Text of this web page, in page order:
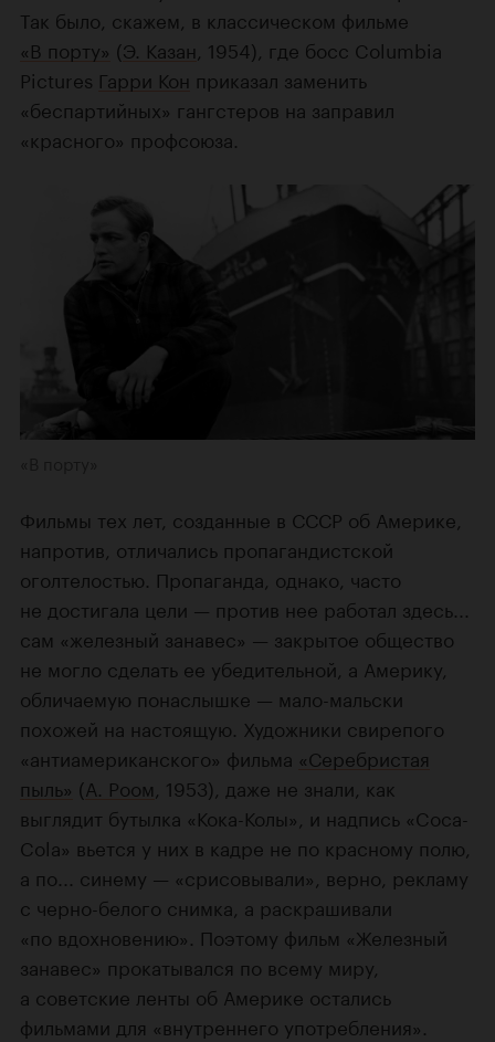
Так было, скажем, в классическом фильме
«В порту» (Э. Казан , 1954), где босс Columbia
Pictures Гарри Кон приказал заменить
«беспартийных» гангстеров на заправил
«красного» профсоюза.
Фильмы тех лет, созданные в СССР об Америке,
напротив, отличались пропагандистской
оголтелостью. Пропаганда, однако, часто
не достигала цели — против нее работал здесь...
сам «железный занавес» — закрытое общество
не могло сделать ее убедительной, а Америку,
обличаемую понаслышке — мало-мальски
похожей на настоящую. Художники свирепого
«антиамериканского» фильма «Серебристая
пыль» (А. Роом, 1953), даже не знали, как
выглядит бутылка «Кока-Колы», и надпись «Coca-
Cola» вьется у них в кадре не по красному полю,
а по... синему — «срисовывали», верно, рекламу
с черно-белого снимка, а раскрашивали
«по вдохновению». Поэтому фильм «Железный
занавес» прокатывался по всему миру,
а советские ленты об Америке остались
фильмами для «внутреннего употребления».